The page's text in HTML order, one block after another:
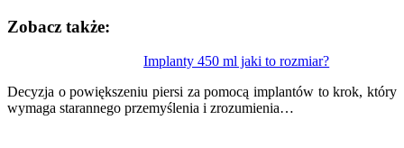
Zobacz także:
Implanty 450 ml jaki to rozmiar?
Decyzja o powiększeniu piersi za pomocą implantów to krok, który
wymaga starannego przemyślenia i zrozumienia…
wpisu